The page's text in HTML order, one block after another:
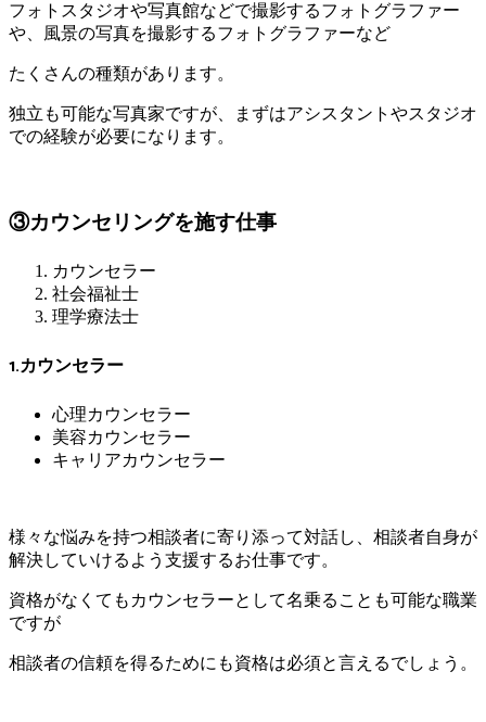
フォトスタジオや写真館などで撮影するフォトグラファー
や、風景の写真を撮影するフォトグラファーなど
たくさんの種類があります。
独立も可能な写真家ですが、まずはアシスタントやスタジオ
での経験が必要になります。
③カウンセリングを施す仕事
カウンセラー
社会福祉士
理学療法士
1.カウンセラー
心理カウンセラー
美容カウンセラー
キャリアカウンセラー
様々な悩みを持つ相談者に寄り添って対話し、相談者自身が
解決していけるよう支援するお仕事です。
資格がなくてもカウンセラーとして名乗ることも可能な職業
ですが
相談者の信頼を得るためにも資格は必須と言えるでしょう。